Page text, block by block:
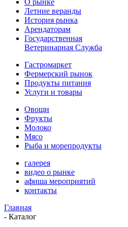
О рынке
Летние веранды
История рынка
Арендаторам
Государственная
Ветеринарная Служба
Гастромаркет
Фермерский рынок
Продукты питания
Услуги и товары
Овощи
Фрукты
Молоко
Мясо
Рыба и морепродукты
галерея
видео о рынке
афиша мероприятий
контакты
Главная
- Каталог